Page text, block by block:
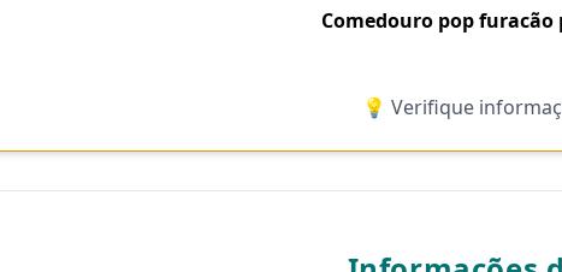
Comedouro pop
💡 Verifique